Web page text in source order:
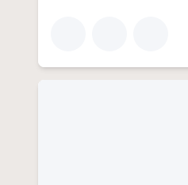
Camping Guerande